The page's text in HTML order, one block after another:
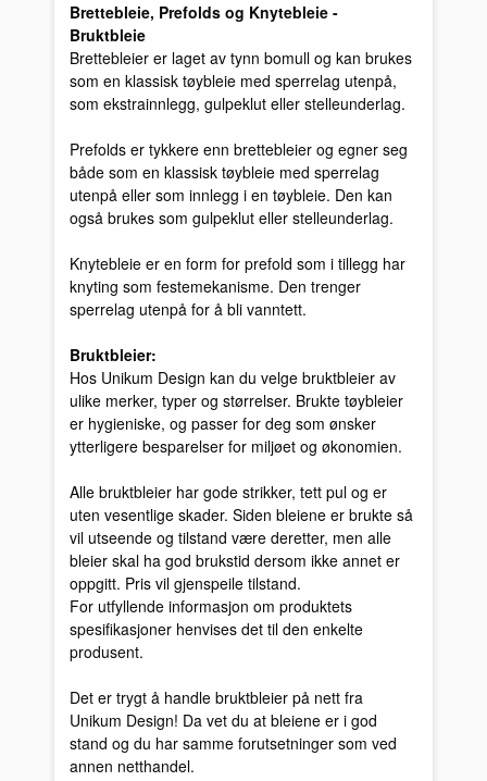
Brettebleie, Prefolds og Knytebleie -
Bruktbleie
Brettebleier er laget av tynn bomull og kan brukes
som en klassisk tøybleie med sperrelag utenpå,
som ekstrainnlegg, gulpeklut eller stelleunderlag.
Prefolds er tykkere enn brettebleier og egner seg
både som en klassisk tøybleie med sperrelag
utenpå eller som innlegg i en tøybleie. Den kan
også brukes som gulpeklut eller stelleunderlag.
Knytebleie er en form for prefold som i tillegg har
knyting som festemekanisme. Den trenger
sperrelag utenpå for å bli vanntett.
Bruktbleier:
Hos Unikum Design kan du velge bruktbleier av
ulike merker, typer og størrelser. Brukte tøybleier
er hygieniske, og passer for deg som ønsker
ytterligere besparelser for miljøet og økonomien.
Alle bruktbleier har gode strikker, tett pul og er
uten vesentlige skader. Siden bleiene er brukte så
vil utseende og tilstand være deretter, men alle
bleier skal ha god brukstid dersom ikke annet er
oppgitt. Pris vil gjenspeile tilstand.
For utfyllende informasjon om produktets
spesifikasjoner henvises det til den enkelte
produsent.
Det er trygt å handle bruktbleier på nett fra
Unikum Design! Da vet du at bleiene er i god
stand og du har samme forutsetninger som ved
annen netthandel.